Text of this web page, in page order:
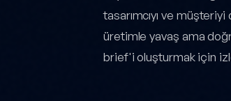
tasarımcıyı ve
üretimle yavaş ama
brief'i oluşturmak için